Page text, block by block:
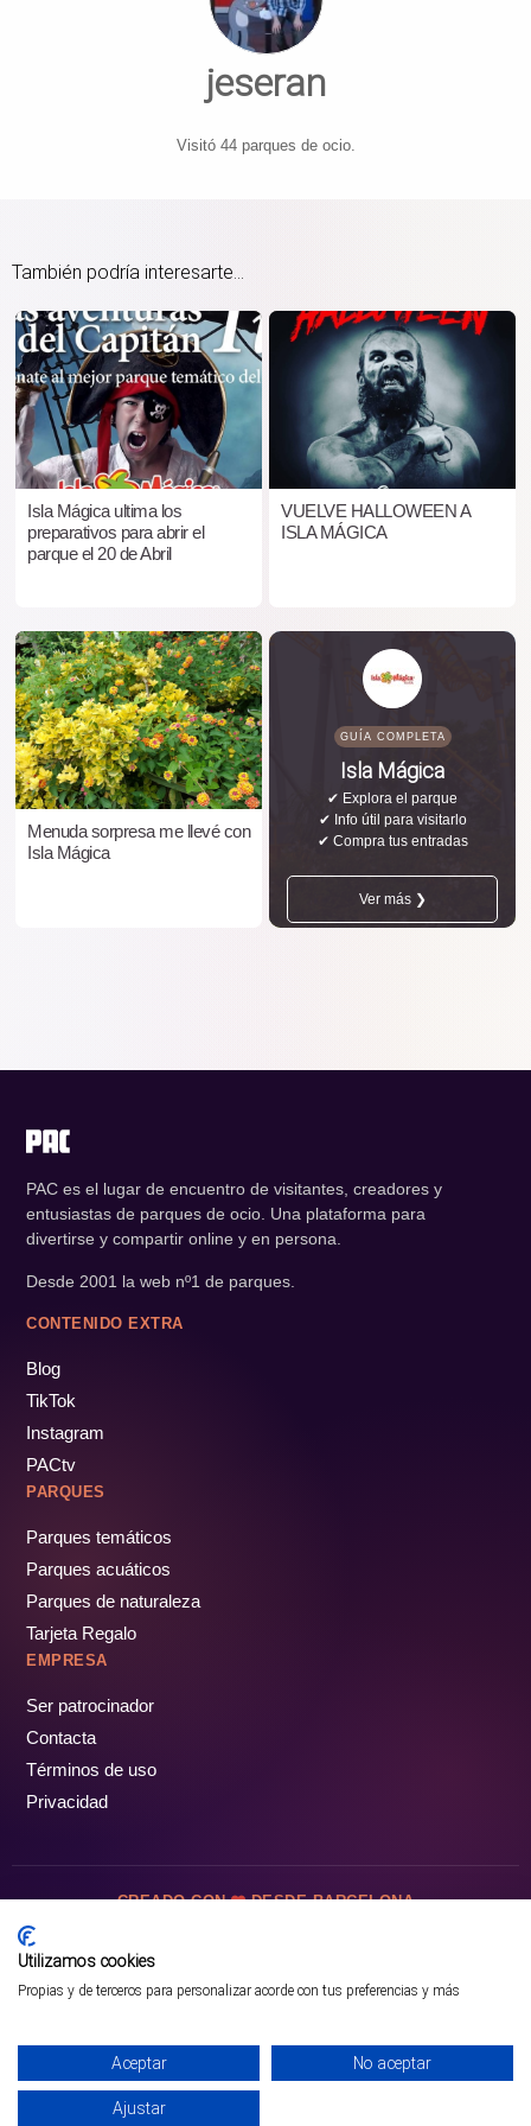
jeseran
Visitó 44 parques de ocio.
También podría interesarte...
Isla Mágica ultima los
preparativos para abrir el
parque el 20 de Abril
VUELVE HALLOWEEN A
ISLA MÁGICA
Menuda sorpresa me llevé con
Isla Mágica
GUÍA COMPLETA
Isla Mágica
✔ Explora el parque
✔ Info útil para visitarlo
✔ Compra tus entradas
Ver más ❯
PAC es el lugar de encuentro de visitantes, creadores y
entusiastas de parques de ocio. Una plataforma para
divertirse y compartir online y en persona.
Desde 2001 la web nº1 de parques.
CONTENIDO EXTRA
Blog
TikTok
Instagram
PACtv
PARQUES
Parques temáticos
Parques acuáticos
Parques de naturaleza
Tarjeta Regalo
EMPRESA
Ser patrocinador
Contacta
Términos de uso
Privacidad
CREADO CON DESDE BARCELONA
Utilizamos cookies
Propias y de terceros para personalizar acorde con tus preferencias y más
Aceptar No aceptar
Ajustar